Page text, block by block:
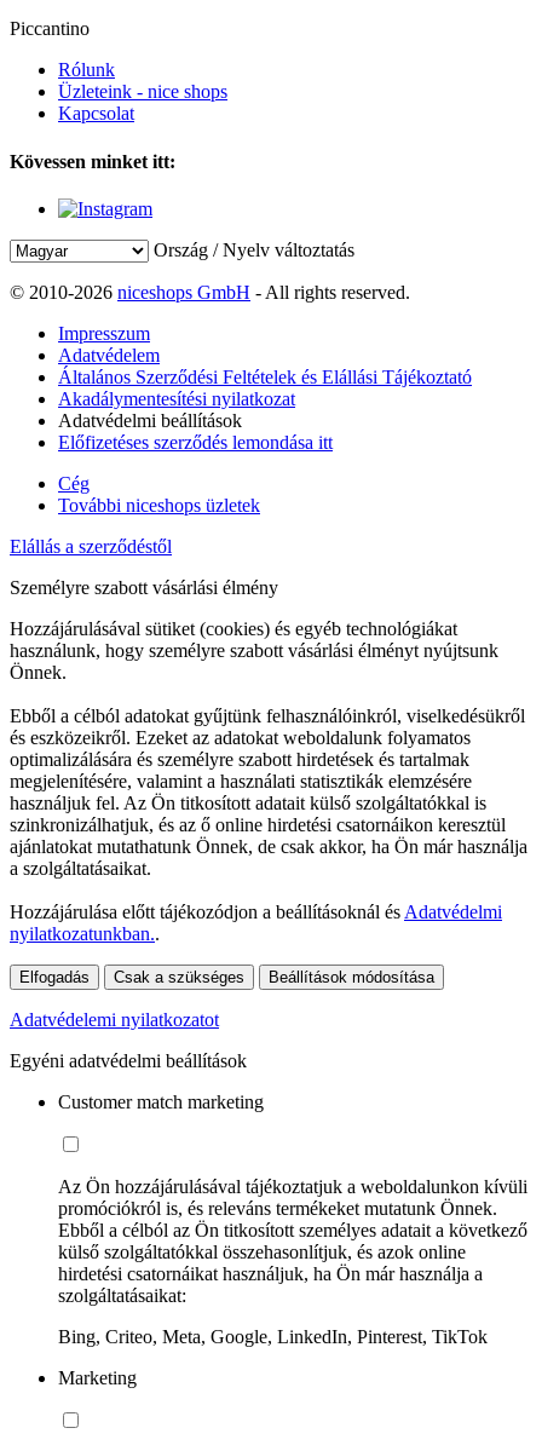
Piccantino
Rólunk
Üzleteink - nice shops
Kapcsolat
Kövessen minket itt:
Ország / Nyelv változtatás
© 2010-2026 niceshops GmbH - All rights reserved.
Impresszum
Adatvédelem
Általános Szerződési Feltételek és Elállási Tájékoztató
Akadálymentesítési nyilatkozat
Adatvédelmi beállítások
Előfizetéses szerződés lemondása itt
Cég
További niceshops üzletek
Elállás a szerződéstől
Személyre szabott vásárlási élmény
Hozzájárulásával sütiket (cookies) és egyéb technológiákat
használunk, hogy személyre szabott vásárlási élményt nyújtsunk
Önnek.
Ebből a célból adatokat gyűjtünk felhasználóinkról, viselkedésükről
és eszközeikről. Ezeket az adatokat weboldalunk folyamatos
optimalizálására és személyre szabott hirdetések és tartalmak
megjelenítésére, valamint a használati statisztikák elemzésére
használjuk fel. Az Ön titkosított adatait külső szolgáltatókkal is
szinkronizálhatjuk, és az ő online hirdetési csatornáikon keresztül
ajánlatokat mutathatunk Önnek, de csak akkor, ha Ön már használja
a szolgáltatásaikat.
Hozzájárulása előtt tájékozódjon a beállításoknál és Adatvédelmi
nyilatkozatunkban..
Elfogadás Csak a szükséges Beállítások módosítása
Adatvédelemi nyilatkozatot
Egyéni adatvédelmi beállítások
Customer match marketing
Az Ön hozzájárulásával tájékoztatjuk a weboldalunkon kívüli
promóciókról is, és releváns termékeket mutatunk Önnek.
Ebből a célból az Ön titkosított személyes adatait a következő
külső szolgáltatókkal összehasonlítjuk, és azok online
hirdetési csatornáikat használjuk, ha Ön már használja a
szolgáltatásaikat:
Bing, Criteo, Meta, Google, LinkedIn, Pinterest, TikTok
Marketing